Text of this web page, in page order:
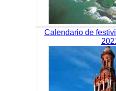
Calendario de